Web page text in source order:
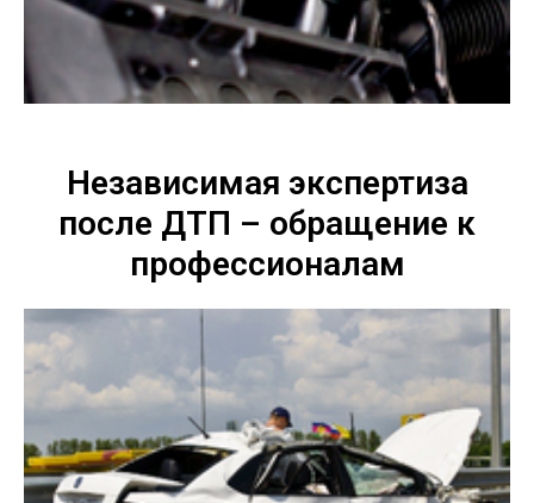
Независимая экспертиза
после ДТП – обращение к
профессионалам